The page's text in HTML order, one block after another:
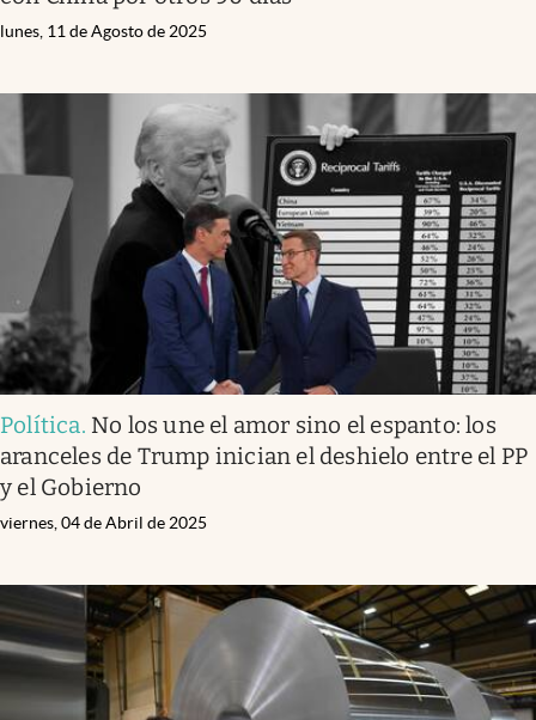
lunes, 11 de Agosto de 2025
Política. No los une el amor sino el espanto: los
aranceles de Trump inician el deshielo entre el PP
y el Gobierno
viernes, 04 de Abril de 2025